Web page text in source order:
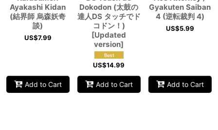
Ayakashi Kidan
(結界師 烏森妖奇
談)
US$7.99
Add to Cart
Dokodon (太鼓の
達人DS タッチでド
コドン！)
[Updated
version]
US$14.99
Add to Cart
Gyakuten Saiban
4 (逆転裁判 4)
US$5.99
Add to Cart